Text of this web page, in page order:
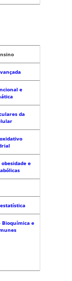
e
da
e
Bioquímica e